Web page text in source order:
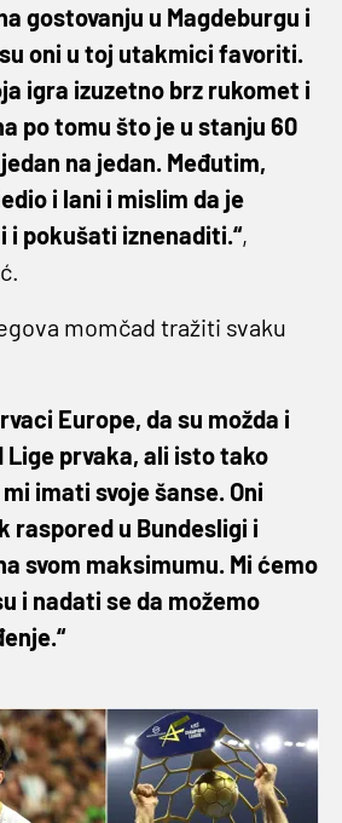
gostovanju u Magdeburgu i
oni u toj utakmici favoriti.
igra izuzetno brz rukomet i
po tomu što je u stanju 60
na jedan. Međutim,
i lani i mislim da je
pokušati iznenaditi.“,
momčad tražiti svaku
Europe, da su možda i
Lige prvaka, ali isto tako
imati svoje šanse. Oni
raspored u Bundesligi i
svom maksimumu. Mi ćemo
i nadati se da možemo